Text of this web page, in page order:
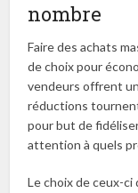
nombre
Faire des achats
de choix pour
vendeurs offrent
réductions
pour but de
attention à quels
Le choix de ceux-